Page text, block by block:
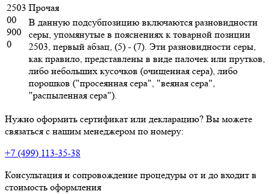
2503
00
900
0
Прочая
В данную подсубпозицию включаются разновидности
серы, упомянутые в пояснениях к товарной позиции
2503, первый абзац, (5) - (7). Эти разновидности серы,
как правило, представлены в виде палочек или прутков,
либо небольших кусочков (очищенная сера), либо
порошков ("просеянная сера", "веяная сера",
"распыленная сера").
Нужно оформить сертификат или декларацию? Вы можете
связаться с нашим менеджером по номеру:
+7 (499) 113-35-38
Консультация и сопровождение процедуры от и до входит в
стоимость оформления